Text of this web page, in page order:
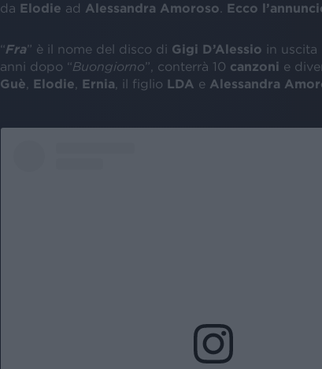
da Elodie ad Alessandra Amoroso Ecco
“Fra” è il nome del disco di Gigi D’Alessio in uscita
anni dopo “Buongiorno”, conterrà 10 canzoni e
Guè
Elodie Ernia , il figlio LDA e Alessandra